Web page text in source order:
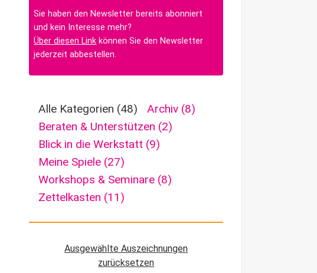
Sie haben den Newsletter bereits abonniert
und kein Interesse mehr?
Über diesen Link können Sie den Newsletter
jederzeit abbestellen.
Alle Kategorien (48) Archiv (8)
Beraten & Unterstützen (2)
Blick in die Werkstatt (9)
Meine Spiele (27)
Workshops & Seminare (8)
Zettelkasten (11)
Ausgewählte Auszeichnungen
zurücksetzen